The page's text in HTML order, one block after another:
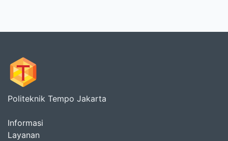
Politeknik Tempo Jakarta
Informasi
Layanan